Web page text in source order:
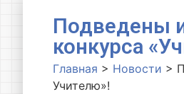
Подведены
конкурса
Главная > Новости >
Учителю»!